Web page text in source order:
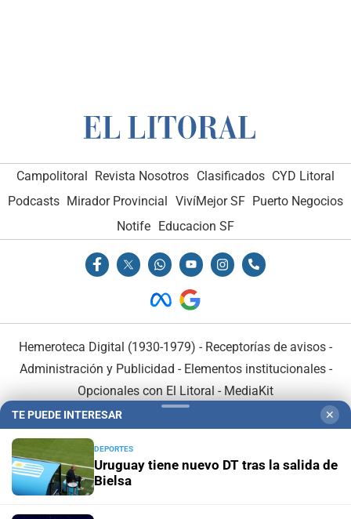
Campolitoral Revista Nosotros Clasificados CYD Litoral
Podcasts Mirador Provincial VivíMejor SF Puerto Negocios
Notife Educacion SF
Hemeroteca Digital (1930-1979) - Receptorías de avisos -
Administración y Publicidad - Elementos institucionales-
Opcionales con El Litoral - MediaKit
TE PUEDE INTERESAR ✕
DEPORTES
Uruguay tiene nuevo DT tras la salida de
Bielsa